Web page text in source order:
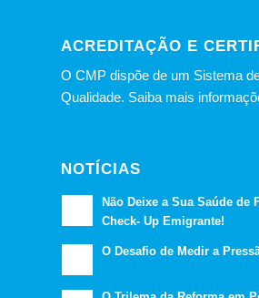
ACREDITAÇÃO E
O CMP dispõe de um Sistema
Qualidade. Saiba mais
NOTÍCIAS
Não Deixe a Sua Saúde de
Check- Up Emigrante!
O Desafio de Medir a